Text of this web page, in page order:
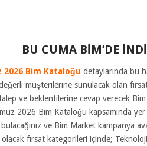
BU CUMA BİM’DE
2026 Bim Kataloğu detaylarında bu
müşterilerine sunulacak olan
ve beklentilerine cevap verecek
2026 Bim Kataloğu kapsamında
ve Bim Market kampanya
olacak fırsat kategorileri içinde;